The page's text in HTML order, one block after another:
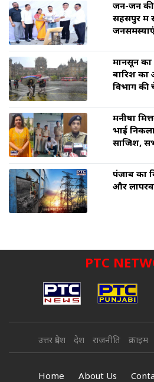
जन-जन की
सहसपुर में
मानसून का
बारिश का
विभाग की
मनीषा
भाई निकला
साजिश,
पंजाब का
और
PTC
उत्तर प्रदेश देश राजनीति क्राइम
Home About Us